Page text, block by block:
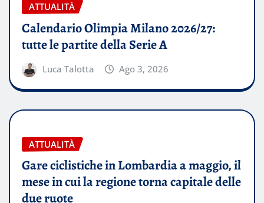
ATTUALITÀ
Calendario Olimpia Milano 2026/27:
tutte le partite della Serie A
Luca Talotta Ago 3, 2026
ATTUALITÀ
Gare ciclistiche in Lombardia a maggio, il
mese in cui la regione torna capitale delle
due ruote